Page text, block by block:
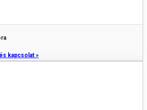
kapcsolat »